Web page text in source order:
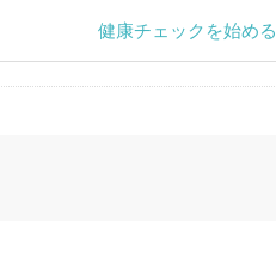
健康チェックを始める